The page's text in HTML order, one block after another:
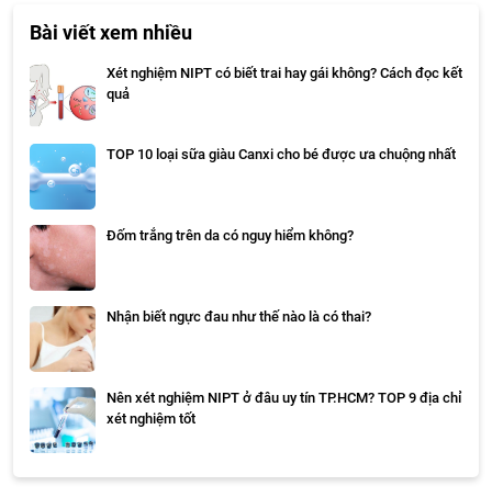
Bài viết xem nhiều
Xét nghiệm NIPT có biết trai hay gái không? Cách đọc kết
quả
TOP 10 loại sữa giàu Canxi cho bé được ưa chuộng nhất
Đốm trắng trên da có nguy hiểm không?
Nhận biết ngực đau như thế nào là có thai?
Nên xét nghiệm NIPT ở đâu uy tín TP.HCM? TOP 9 địa chỉ
xét nghiệm tốt